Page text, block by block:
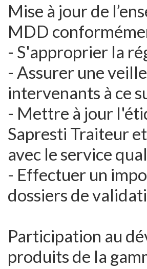
Mise à jour de
MDD
- S'approprier la
- Assurer une
intervenants à ce
- Mettre à jour
Sapresti Traiteur
avec le service
- Effectuer un
dossiers de
Participation au
produits de la